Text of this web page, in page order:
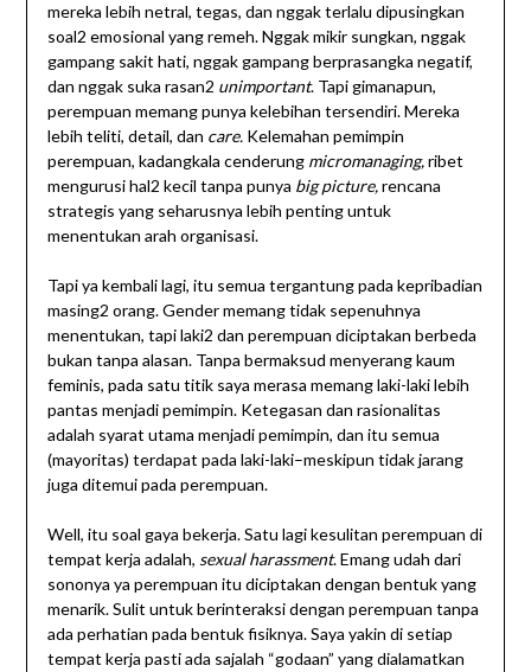
mereka lebih netral, tegas, dan nggak terlalu dipusingkan
soal2 emosional yang remeh. Nggak mikir sungkan, nggak
gampang sakit hati, nggak gampang berprasangka negatif,
dan nggak suka rasan2 unimportant. Tapi gimanapun,
perempuan memang punya kelebihan tersendiri. Mereka
lebih teliti, detail, dan care. Kelemahan pemimpin
perempuan, kadangkala cenderung micromanaging,ribet
mengurusi hal2 kecil tanpa punya big picture,rencana
strategis yang seharusnya lebih penting untuk
menentukan arah organisasi.
Tapi ya kembali lagi, itu semua tergantung pada kepribadian
masing2 orang. Gender memang tidak sepenuhnya
menentukan, tapi laki2 dan perempuan diciptakan berbeda
bukan tanpa alasan. Tanpa bermaksud menyerang kaum
feminis, pada satu titik saya merasa memang laki-laki lebih
pantas menjadi pemimpin. Ketegasan dan rasionalitas
adalah syarat utama menjadi pemimpin, dan itu semua
(mayoritas) terdapat pada laki-laki–meskipun tidak jarang
juga ditemui pada perempuan.
Well, itu soal gaya bekerja. Satu lagi kesulitan perempuan di
tempat kerja adalah, sexual harassment. Emang udah dari
sononya ya perempuan itu diciptakan dengan bentuk yang
menarik. Sulit untuk berinteraksi dengan perempuan tanpa
ada perhatian pada bentuk fisiknya. Saya yakin di setiap
tempat kerja pasti ada sajalah “godaan” yang dialamatkan